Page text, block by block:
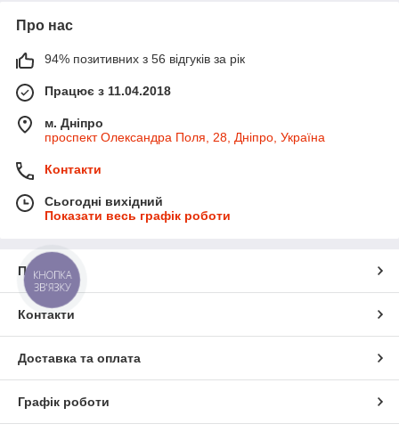
Про нас
94% позитивних з 56 відгуків за рік
Працює з 11.04.2018
м. Дніпро
проспект Олександра Поля, 28, Дніпро, Україна
Контакти
Сьогодні вихідний
Показати весь графік роботи
Про нас
Контакти
Доставка та оплата
Графік роботи
КНОПКА
ЗВ'ЯЗКУ